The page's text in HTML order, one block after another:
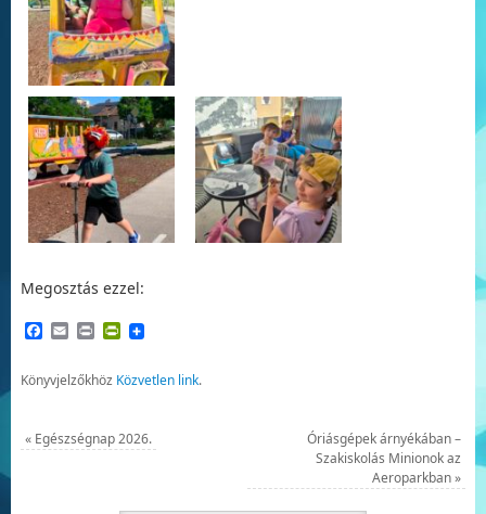
Megosztás ezzel:
Facebook
EmailPrintPrintFriendly
Könyvjelzőkhöz Közvetlen link.
«Egészségnap 2026.
Óriásgépek árnyékában –
Szakiskolás Minionok az
Aeroparkban»